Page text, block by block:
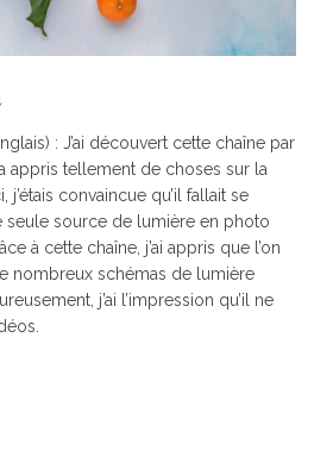
: J’ai découvert cette chaîne par
appris tellement de choses sur la
j’étais convaincue qu’il fallait se
seule source de lumière en photo
à cette chaîne, j’ai appris que l’on
nombreux schémas de lumière
j’ai l’impression qu’il ne